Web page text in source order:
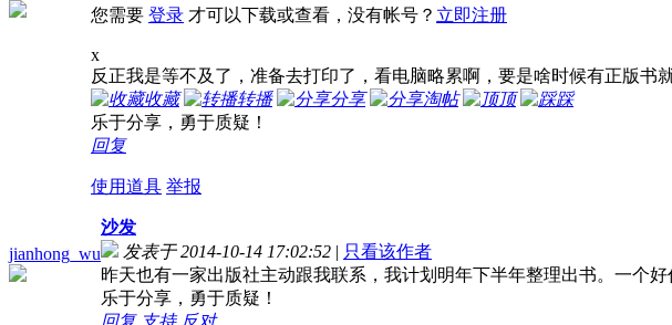
您需要 登录 才可以下载或查看，没有帐号？ 立即注册
x
反正我是等不及了，准备去打印了，看电脑略累啊，要是啥时候有正版书
收藏
转播 分享 淘帖 顶
踩
乐于分享，勇于质疑！
回复
使用道具 举报
jianhong_wu
沙发
发表于 2014-10-14 17:02:52 | 只看该作者
昨天也有一家出版社主动跟我联系，我计划明年下半年整理出书。一个
乐于分享，勇于质疑！
回复 支持 反对